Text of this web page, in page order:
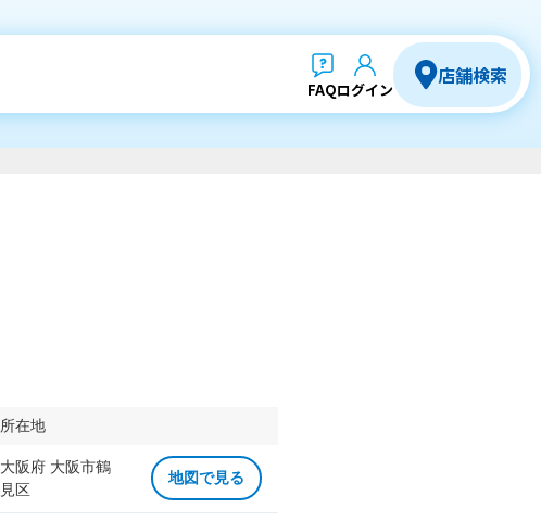
FAQログイン
店舗検索
所在地
大阪府 大阪市鶴
見区
地図で見る